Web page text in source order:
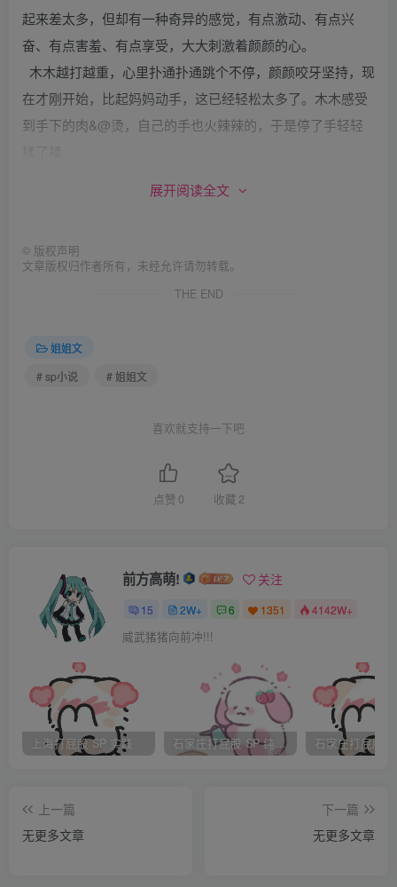
起来差太多，但却有一种奇异的感觉，有点激动、有点兴
奋、有点害羞、有点享受，大大刺激着颜颜的心。
木木越打越重，心里扑通扑通跳个不停，颜颜咬牙坚持，现
在才刚开始，比起妈妈动手，这已经轻松太多了。木木感受
到手下的肉&@烫，自己的手也火辣辣的，于是停了手轻轻
“我没事，还有二十下，继续吧”颜颜擦擦自己额上的冷汗，
“额，木木，太轻了，一会儿肯定没有效果，再重点”颜颜感
受到身后的力度，提醒道
样的力度合适，于是再不犹豫，板子毫无章法的落在颜颜的
臀上，打得顺手，颜颜却挨得辛苦，因为她不知道下一板子
会落在哪儿，臀峰因为容易受力多挨了不少下，相比于周围
“木～木木，停一下……”颜颜忍了六十下实在忍不住木木的
杂乱无章，万一一会儿拍照出来有地方没达到要求肯定又是
加刑。
重就少打点，匀称一点，才能出效果”
“啊，对不起对不起，我……我……”木木才反应过来，看了
展开阅读全文
© 版权声明
文章版权归作者所有，未经允许请勿转载。
THE END
姐姐文
# sp小说
# 姐姐文
喜欢就支持一下吧
点赞 0 收藏 2
前方高萌! 关注
15 2W+ 6 1351 4142W+
威武猪猪向前冲!!!
上海打屁股 SP 实践 石家庄打屁股 SP 纯实践
上一篇
无更多文章
下一篇
无更多文章